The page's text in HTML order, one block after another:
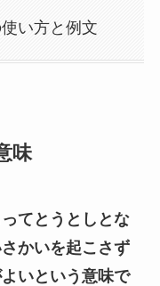
い方と例文
味
てとうとしとな
かいを起こさず
いという意味で